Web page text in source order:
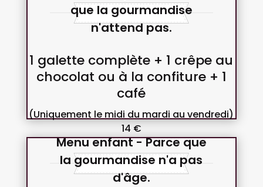
que la gourmandise
n'attend pas.
1 galette complète + 1 crêpe au
chocolat ou à la confiture + 1
café
(Uniquement le midi du mardi au vendredi)
14 €
Menu enfant - Parce que
la gourmandise n'a pas
d'âge.